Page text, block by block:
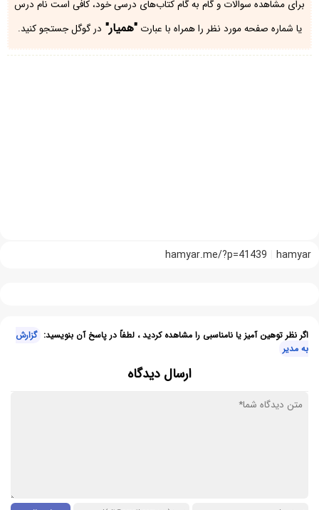
برای مشاهده سوالات و گام به گام کتاب‌های درسی خود، کافی است نام درس
یا شماره صفحه مورد نظر را همراه با عبارت"همیار" در گوگل جستجو کنید.
hamyar
hamyar.me/?p=41439
اگر نظر توهین آمیز یا نامناسبی را مشاهده کردید ، لطفاً در پاسخ آن بنویسید: گزارش
به مدیر
ارسال دیدگاه